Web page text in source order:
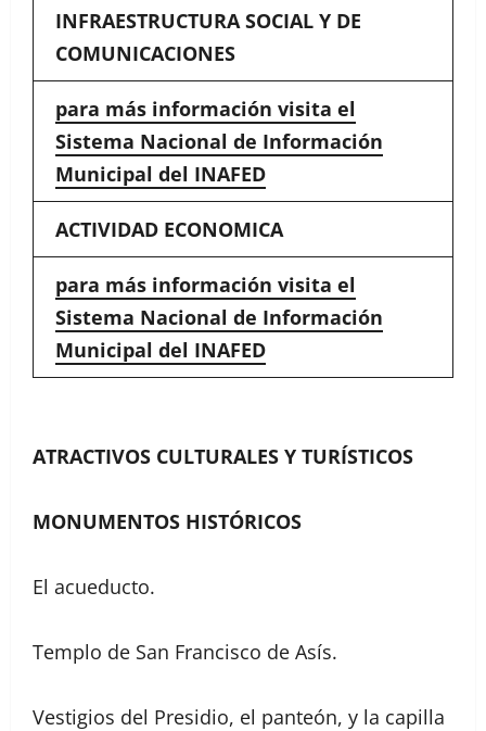
INFRAESTRUCTURA SOCIAL Y DE
COMUNICACIONES
para más información visita el
Sistema Nacional de Información
Municipal del INAFED
ACTIVIDAD ECONOMICA
para más información visita el
Sistema Nacional de Información
Municipal del INAFED
ATRACTIVOS CULTURALES Y TURÍSTICOS
MONUMENTOS HISTÓRICOS
El acueducto.
Templo de San Francisco de Asís.
Vestigios del Presidio, el panteón, y la capilla